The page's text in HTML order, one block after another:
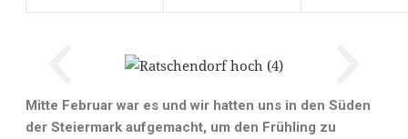
Mitte Februar war es und wir hatten uns in den Süden
der Steiermark aufgemacht, um den Frühling zu